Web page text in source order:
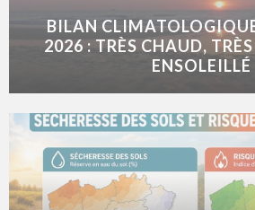
BILAN
2026 : TRÈS CHAUD, TRÈS
ENSOLEILLÉ